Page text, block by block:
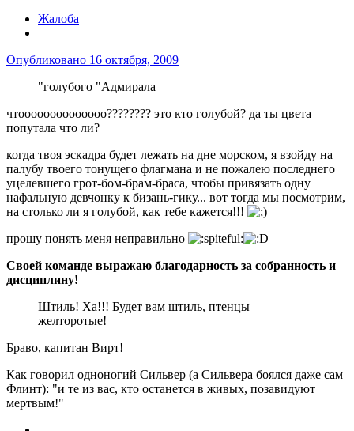
Жалоба
Опубликовано 16 октября, 2009
"голубого "Адмирала
чтоооооооооооооо???????? это кто голубой? да ты цвета
попутала что ли?
когда твоя эскадра будет лежать на дне морском, я взойду на
палубу твоего тонущего флагмана и не пожалею последнего
уцелевшего грот-бом-брам-браса, чтобы привязать одну
нафальную девчонку к бизань-гику... вот тогда мы посмотрим,
на столько ли я голубой, как тебе кажется!!!
прошу понять меня неправильно
Своей команде выражаю благодарность за собранность и
дисциплину!
Штиль! Ха!!! Будет вам штиль, птенцы
желторотые!
Браво, капитан Вирт!
Как говорил одноногий Сильвер (а Сильвера боялся даже сам
Флинт): "и те из вас, кто останется в живых, позавидуют
мертвым!"